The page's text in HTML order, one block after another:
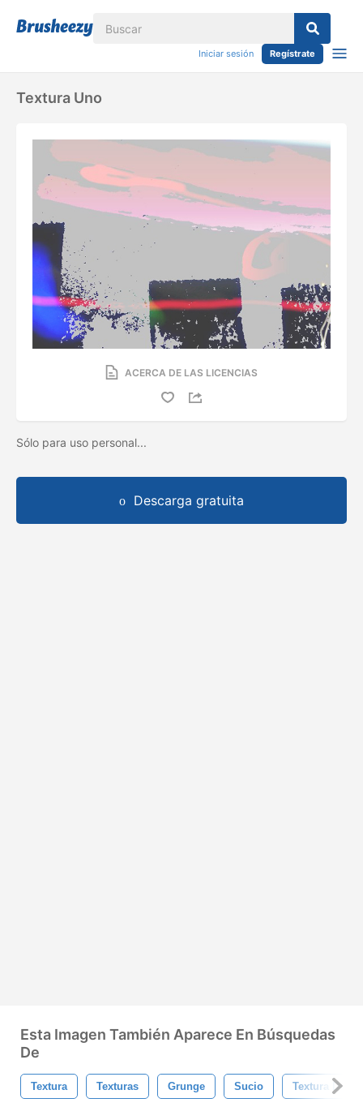
Iniciar sesión Regístrate
Textura Uno
ACERCA DE LAS LICENCIAS
Sólo para uso personal...
Descarga gratuita
Esta Imagen También Aparece En Búsquedas
De
Textura Texturas Grunge Sucio Textura Del